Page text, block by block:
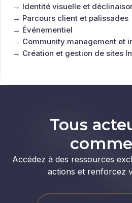
→ Identité visuelle et
→ Parcours client et palissades
→ Événementiel
→ Community management et
→ Création et gestion de sites
Tous
Accédez à des ressources
actions et renforcez